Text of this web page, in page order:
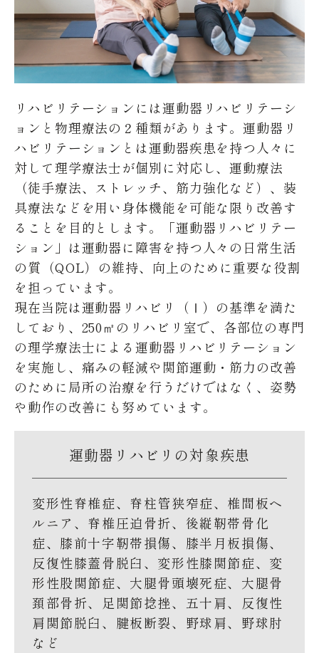
リハビリテーションには運動器リハビリテーシ
ョンと物理療法の２種類があります。運動器リ
ハビリテーションとは運動器疾患を持つ人々に
対して理学療法士が個別に対応し、運動療法
（徒手療法、ストレッチ、筋力強化など）、装
具療法などを用い身体機能を可能な限り改善す
ることを目的とします。「運動器リハビリテー
ション」は運動器に障害を持つ人々の日常生活
の質（QOL）の維持、向上のために重要な役割
を担っています。
現在当院は運動器リハビリ（Ⅰ）の基準を満た
しており、250㎡のリハビリ室で、各部位の専門
の理学療法士による運動器リハビリテーション
を実施し、痛みの軽減や関節運動・筋力の改善
のために局所の治療を行うだけではなく、姿勢
や動作の改善にも努めています。
運動器リハビリの対象疾患
変形性脊椎症、脊柱管狭窄症、椎間板ヘ
ルニア、脊椎圧迫骨折、後縦靭帯骨化
症、膝前十字靭帯損傷、膝半月板損傷、
反復性膝蓋骨脱臼、変形性膝関節症、変
形性股関節症、大腿骨頭壊死症、大腿骨
頚部骨折、足関節捻挫、五十肩、反復性
肩関節脱臼、腱板断裂、野球肩、野球肘
など